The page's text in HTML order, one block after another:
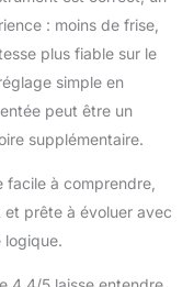
: moins de frise,
plus fiable sur le
simple en
peut être un
supplémentaire.
facile à comprendre,
et prête à évoluer avec
logique.